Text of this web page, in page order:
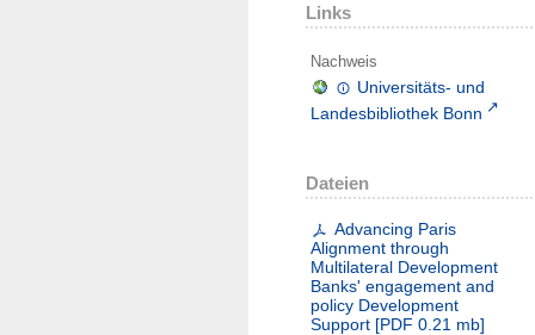
Links
Nachweis
Universitäts- und
Landesbibliothek Bonn
Dateien
Advancing Paris
Alignment through
Multilateral Development
Banks' engagement and
policy Development
Support [PDF 0.21 mb]